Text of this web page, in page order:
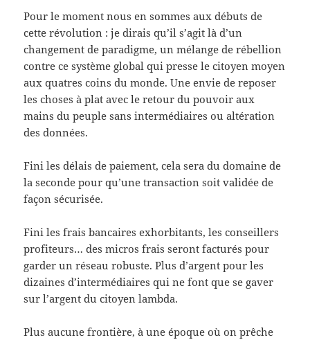
Pour le moment nous en sommes aux débuts de
cette révolution : je dirais qu’il s’agit là d’un
changement de paradigme, un mélange de rébellion
contre ce système global qui presse le citoyen moyen
aux quatres coins du monde. Une envie de reposer
les choses à plat avec le retour du pouvoir aux
mains du peuple sans intermédiaires ou altération
des données.
Fini les délais de paiement, cela sera du domaine de
la seconde pour qu’une transaction soit validée de
façon sécurisée.
Fini les frais bancaires exhorbitants, les conseillers
profiteurs… des micros frais seront facturés pour
garder un réseau robuste. Plus d’argent pour les
dizaines d’intermédiaires qui ne font que se gaver
sur l’argent du citoyen lambda.
Plus aucune frontière, à une époque où on prêche